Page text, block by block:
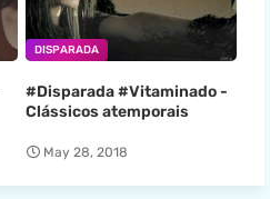
DISPARADA
#Disparada #Vitaminado -
Clássicos atemporais
May 28, 2018